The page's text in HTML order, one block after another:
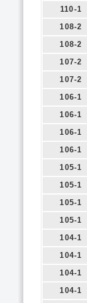
110-1
108-2
108-2
107-2
107-2
106-1
106-1
106-1
106-1
105-1
105-1
105-1
105-1
104-1
104-1
104-1
104-1